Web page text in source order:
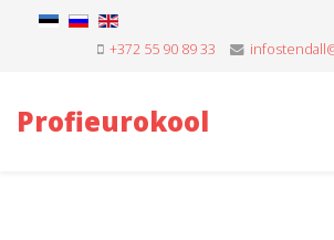
+372 55 90 89 33
Profieurokool